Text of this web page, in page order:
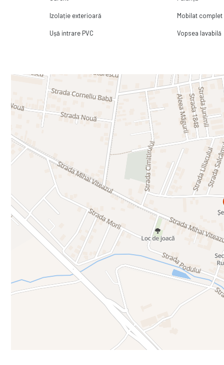
Izolație exterioară Mobilat complet
Ușă intrare PVC Vopsea lavabilă